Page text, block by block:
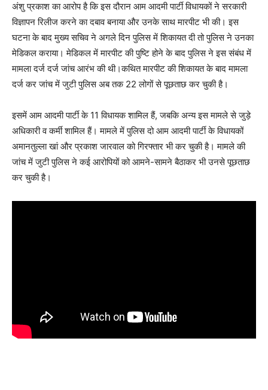
अंशु प्रकाश का आरोप है कि इस दौरान आम आदमी पार्टी विधायकों ने सरकारी
विज्ञापन रिलीज करने का दबाव बनाया और उनके साथ मारपीट भी की। इस
घटना के बाद मुख्य सचिव ने अगले दिन पुलिस में शिकायत दी तो पुलिस ने उनका
मेडिकल कराया। मेडिकल में मारपीट की पुष्टि होने के बाद पुलिस ने इस संबंध में
मामला दर्ज दर्ज जांच आरंभ की थी।कथित मारपीट की शिकायत के बाद मामला
दर्ज कर जांच में जुटी पुलिस अब तक 22 लोगों से पूछताछ कर चुकी है।
इसमें आम आदमी पार्टी के 11 विधायक शामिल हैं, जबकि अन्य इस मामले से जुड़े
अधिकारी व कर्मी शामिल हैं। मामले में पुलिस दो आम आदमी पार्टी के विधायकों
अमानतुल्ला खां और प्रकाश जारवाल को गिरफ्तार भी कर चुकी है। मामले की
जांच में जुटी पुलिस ने कई आरोपियों को आमने-सामने बैठाकर भी उनसे पूछताछ
कर चुकी है।